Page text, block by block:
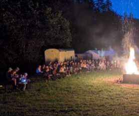
Zum Hauptinhalt springen
Erklärung zur Barrierefreiheit anzeigen